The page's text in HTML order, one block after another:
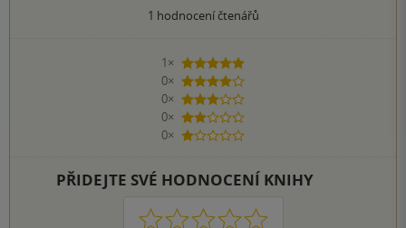
1 hodnocení čtenářů
1×
5 hvězdiček
0×
4 hvězdičky
0×
3 hvězdičky
0×
2 hvězdičky
0×
1 hvezdička
PŘIDEJTE SVÉ HODNOCENÍ KNIHY
1 2 3 4 5